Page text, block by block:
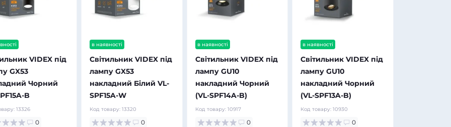
VIDEX під
GX53
Чорний
B
13326
0
в наявності
Світильник VIDEX під
лампу GX53
накладний Білий VL-
SPF15A-W
Код товару: 13320
0
в наявності
Світильник VIDEX під
лампу GU10
накладний Чорний
(VL-SPF14A-B)
Код товару: 10917
0
в наявності
Світильник VIDEX під
лампу GU10
накладний Чорний
(VL-SPF13A-B)
Код товару:10930
0